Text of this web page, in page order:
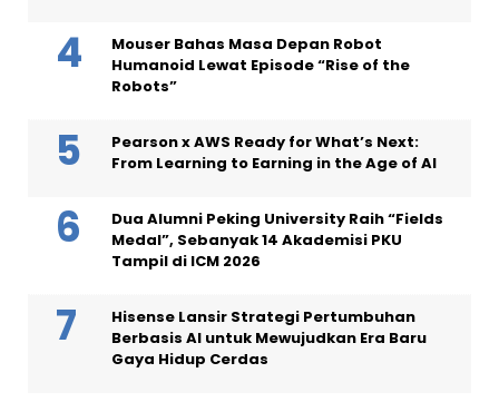
Mouser Bahas Masa Depan Robot
Humanoid Lewat Episode “Rise of the
Robots”
Pearson x AWS Ready for What’s Next:
From Learning to Earning in the Age of AI
Dua Alumni Peking University Raih “Fields
Medal”, Sebanyak 14 Akademisi PKU
Tampil di ICM 2026
Hisense Lansir Strategi Pertumbuhan
Berbasis AI untuk Mewujudkan Era Baru
Gaya Hidup Cerdas